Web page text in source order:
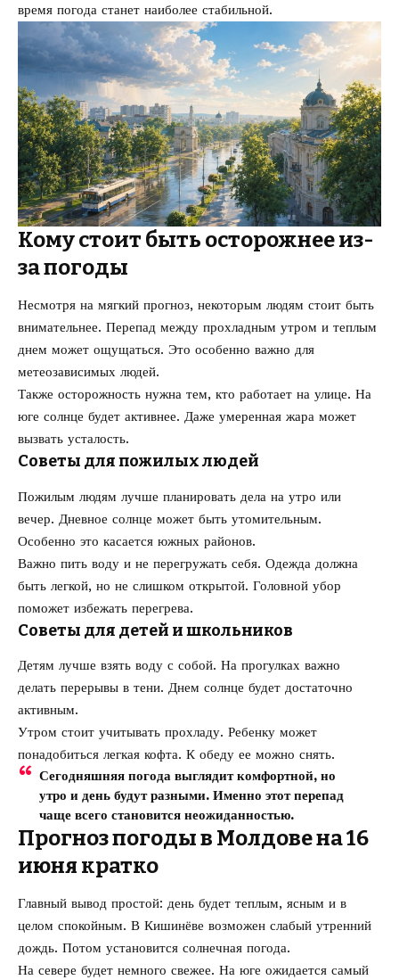
время погода станет наиболее стабильной.
Кому стоит быть осторожнее из-
за погоды
Несмотря на мягкий прогноз, некоторым людям стоит быть
внимательнее. Перепад между прохладным утром и теплым
днем может ощущаться. Это особенно важно для
метеозависимых людей.
Также осторожность нужна тем, кто работает на улице. На
юге солнце будет активнее. Даже умеренная жара может
вызвать усталость.
Советы для пожилых людей
Пожилым людям лучше планировать дела на утро или
вечер. Дневное солнце может быть утомительным.
Особенно это касается южных районов.
Важно пить воду и не перегружать себя. Одежда должна
быть легкой, но не слишком открытой. Головной убор
поможет избежать перегрева.
Советы для детей и школьников
Детям лучше взять воду с собой. На прогулках важно
делать перерывы в тени. Днем солнце будет достаточно
активным.
Утром стоит учитывать прохладу. Ребенку может
понадобиться легкая кофта. К обеду ее можно снять.
Сегодняшняя погода выглядит комфортной, но
утро и день будут разными. Именно этот перепад
чаще всего становится неожиданностью.
Прогноз погоды в Молдове на 16
июня кратко
Главный вывод простой: день будет теплым, ясным и в
целом спокойным. В Кишинёве возможен слабый утренний
дождь. Потом установится солнечная погода.
На севере будет немного свежее. На юге ожидается самый